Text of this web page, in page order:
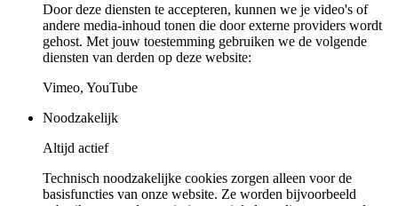
Door deze diensten te accepteren, kunnen we je video's of
andere media-inhoud tonen die door externe providers wordt
gehost. Met jouw toestemming gebruiken we de volgende
diensten van derden op deze website:
Vimeo, YouTube
Noodzakelijk
Altijd actief
Technisch noodzakelijke cookies zorgen alleen voor de
basisfuncties van onze website. Ze worden bijvoorbeeld